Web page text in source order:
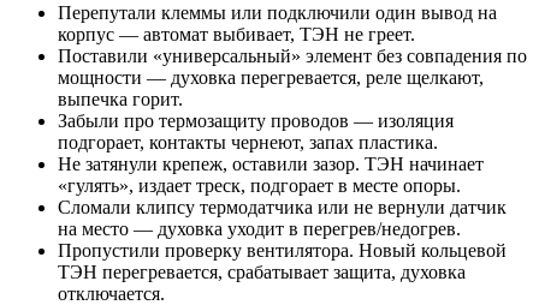
Перепутали клеммы или подключили один вывод на
корпус — автомат выбивает, ТЭН не греет.
Поставили «универсальный» элемент без совпадения по
мощности — духовка перегревается, реле щелкают,
выпечка горит.
Забыли про термозащиту проводов — изоляция
подгорает, контакты чернеют, запах пластика.
Не затянули крепеж, оставили зазор. ТЭН начинает
«гулять», издает треск, подгорает в месте опоры.
Сломали клипсу термодатчика или не вернули датчик
на место — духовка уходит в перегрев/недогрев.
Пропустили проверку вентилятора. Новый кольцевой
ТЭН перегревается, срабатывает защита, духовка
отключается.